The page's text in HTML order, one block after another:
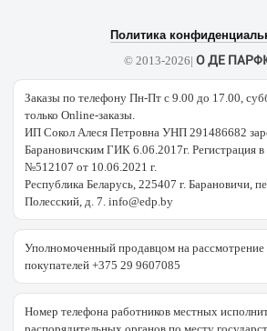
Политика
© 2013-2026| О ДЕ
Заказы по телефону Пн-Пт с 9.00 до 17.00,
только Online-заказы.
ИП Сокол Алеся Петровна УНП 291486682
Барановичским ГИК 6.06.2017г. Регистрация в
№512107 от 10.06.2021 г.
Республика Беларусь, 225407 г. Барановичи,
Полесский, д. 7. info@edp.by
Уполномоченный продавцом на
покупателей +375 29 9607085
Номер телефона работников местных